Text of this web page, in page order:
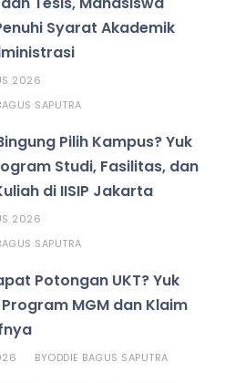
Syarat Akademik
2026
SAPUTRA
Pilih Kampus? Yuk
Studi, Fasilitas, dan
di IISIP Jakarta
2026
SAPUTRA
Potongan UKT? Yuk
MGM dan Klaim
BYODDIE BAGUS SAPUTRA